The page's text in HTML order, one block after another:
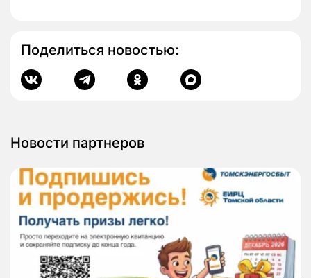
Поделиться новостью:
Новости партнеров